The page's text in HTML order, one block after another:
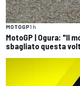
MOTOGP1 h
MotoGP | Ogura: "Il
sbagliato questa